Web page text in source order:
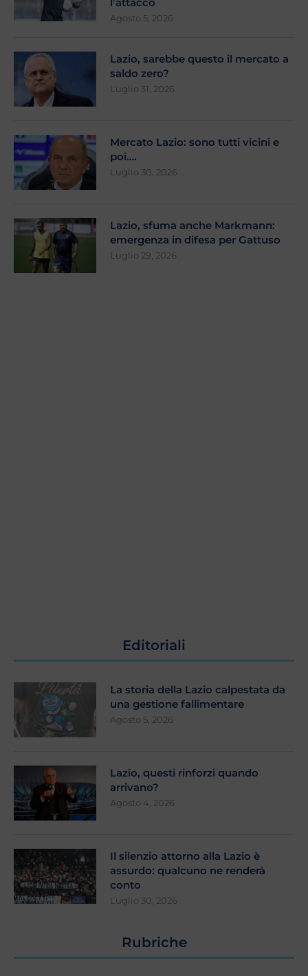
l’attacco
Agosto 5, 2026
Lazio, sarebbe questo il mercato a
saldo zero?
Luglio 31, 2026
Mercato Lazio: sono tutti vicini e
poi….
Luglio 30, 2026
Lazio, sfuma anche Markmann:
emergenza in difesa per Gattuso
Luglio 29, 2026
Editoriali
La storia della Lazio calpestata da
una gestione fallimentare
Agosto 5, 2026
Lazio, questi rinforzi quando
arrivano?
Agosto 4, 2026
Il silenzio attorno alla Lazio è
assurdo: qualcuno ne renderà
conto
Luglio 30, 2026
Rubriche